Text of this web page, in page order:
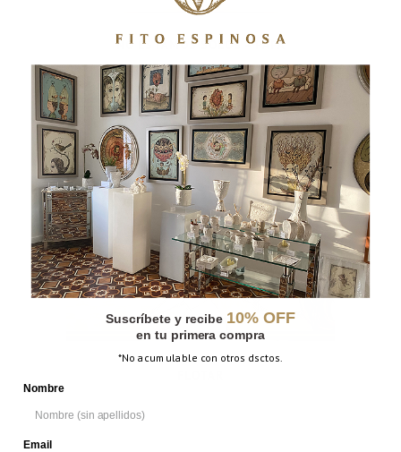
NO ESTAMOS SOLOS – PAPÁ
Suscríbete y recibe 10% OFF
en tu primera compra
*No acumulable con otros dsctos.
Nombre
Email